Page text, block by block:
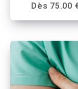
Dès 75.00